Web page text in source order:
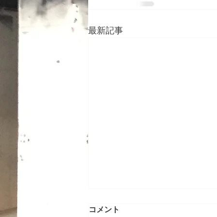
最新記事
メンテナンス工事 神奈川県
コメント